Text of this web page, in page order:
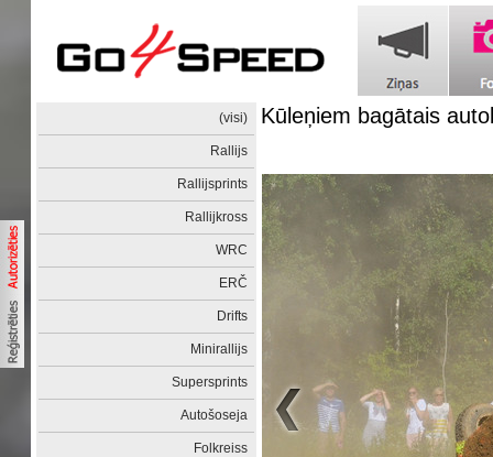
(visi)
Rallijs
Rallijsprints
Rallijkross
WRC
ERČ
Drifts
Minirallijs
Supersprints
Autošoseja
Folkreiss
Kūleņiem bagātais